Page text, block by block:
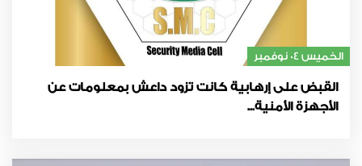
الخميس 04 نوفمبر
القبض على إرهابية كانت تزود داعش بمعلومات عن
الأجهزة الأمنية...